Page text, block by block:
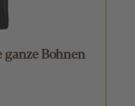
ganze Bohnen